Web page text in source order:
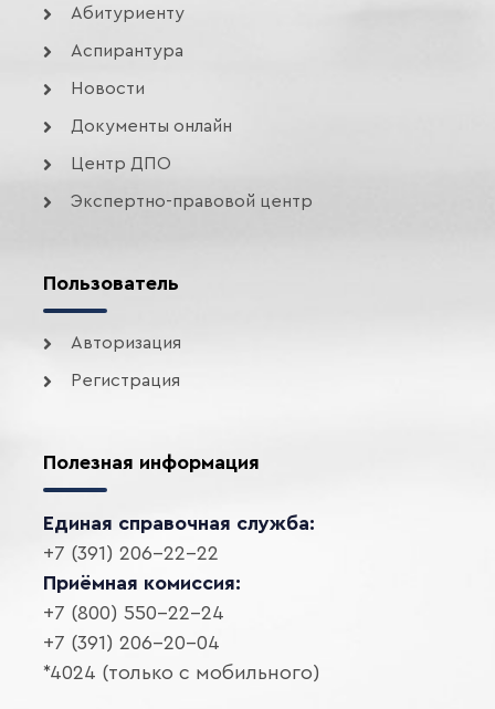
Абитуриенту
Аспирантура
Новости
Документы онлайн
Центр ДПО
Экспертно-правовой центр
Пользователь
Авторизация
Регистрация
Полезная информация
Единая справочная служба:
+7 (391) 206-22-22
Приёмная комиссия:
+7 (800) 550-22-24
+7 (391) 206-20-04
*4024 (только с мобильного)